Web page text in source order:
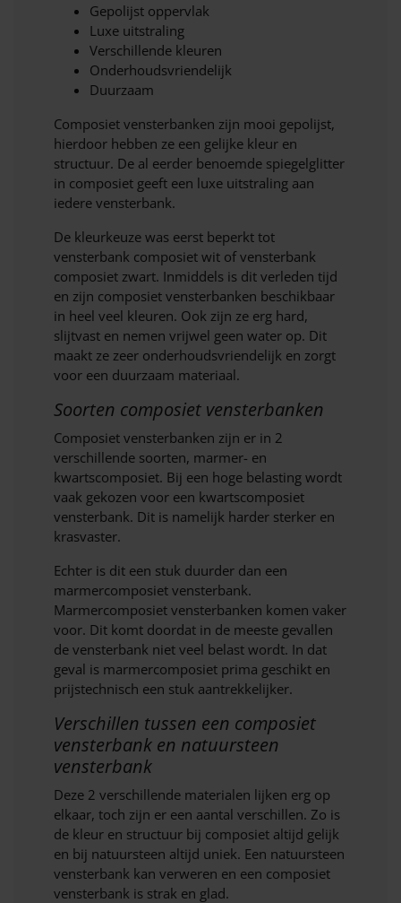
Gepolijst oppervlak
Luxe uitstraling
Verschillende kleuren
Onderhoudsvriendelijk
Duurzaam
Composiet vensterbanken zijn mooi gepolijst,
hierdoor hebben ze een gelijke kleur en
structuur. De al eerder benoemde spiegelglitter
in composiet geeft een luxe uitstraling aan
iedere vensterbank.
De kleurkeuze was eerst beperkt tot
vensterbank composiet wit of vensterbank
composiet zwart. Inmiddels is dit verleden tijd
en zijn composiet vensterbanken beschikbaar
in heel veel kleuren. Ook zijn ze erg hard,
slijtvast en nemen vrijwel geen water op. Dit
maakt ze zeer onderhoudsvriendelijk en zorgt
voor een duurzaam materiaal.
Soorten composiet vensterbanken
Composiet vensterbanken zijn er in 2
verschillende soorten, marmer- en
kwartscomposiet. Bij een hoge belasting wordt
vaak gekozen voor een kwartscomposiet
vensterbank. Dit is namelijk harder sterker en
krasvaster.
Echter is dit een stuk duurder dan een
marmercomposiet vensterbank.
Marmercomposiet vensterbanken komen vaker
voor. Dit komt doordat in de meeste gevallen
de vensterbank niet veel belast wordt. In dat
geval is marmercomposiet prima geschikt en
prijstechnisch een stuk aantrekkelijker.
Verschillen tussen een composiet
vensterbank en natuursteen
vensterbank
Deze 2 verschillende materialen lijken erg op
elkaar, toch zijn er een aantal verschillen. Zo is
de kleur en structuur bij composiet altijd gelijk
en bij natuursteen altijd uniek. Een natuursteen
vensterbank kan verweren en een composiet
vensterbank is strak en glad.